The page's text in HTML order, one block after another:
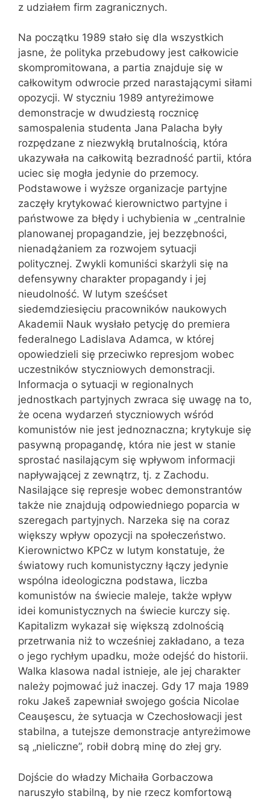
z udziałem firm zagranicznych.
Na początku 1989 stało się dla wszystkich
jasne, że polityka przebudowy jest całkowicie
skompromitowana, a partia znajduje się w
całkowitym odwrocie przed narastającymi siłami
opozycji. W styczniu 1989 antyreżimowe
demonstracje w dwudziestą rocznicę
samospalenia studenta Jana Palacha były
rozpędzane z niezwykłą brutalnością, która
ukazywała na całkowitą bezradność partii, która
uciec się mogła jedynie do przemocy.
Podstawowe i wyższe organizacje partyjne
zaczęły krytykować kierownictwo partyjne i
państwowe za błędy i uchybienia w „centralnie
planowanej propagandzie, jej bezzębności,
nienadążaniem za rozwojem sytuacji
politycznej. Zwykli komuniści skarżyli się na
defensywny charakter propagandy i jej
nieudolność. W lutym sześćset
siedemdziesięciu pracowników naukowych
Akademii Nauk wysłało petycję do premiera
federalnego Ladislava Adamca, w której
opowiedzieli się przeciwko represjom wobec
uczestników styczniowych demonstracji.
Informacja o sytuacji w regionalnych
jednostkach partyjnych zwraca się uwagę na to,
że ocena wydarzeń styczniowych wśród
komunistów nie jest jednoznaczna; krytykuje się
pasywną propagandę, która nie jest w stanie
sprostać nasilającym się wpływom informacji
napływającej z zewnątrz, tj. z Zachodu.
Nasilające się represje wobec demonstrantów
także nie znajdują odpowiedniego poparcia w
szeregach partyjnych. Narzeka się na coraz
większy wpływ opozycji na społeczeństwo.
Kierownictwo KPCz w lutym konstatuje, że
światowy ruch komunistyczny łączy jedynie
wspólna ideologiczna podstawa, liczba
komunistów na świecie maleje, także wpływ
idei komunistycznych na świecie kurczy się.
Kapitalizm wykazał się większą zdolnością
przetrwania niż to wcześniej zakładano, a teza
o jego rychłym upadku, może odejść do historii.
Walka klasowa nadal istnieje, ale jej charakter
należy pojmować już inaczej. Gdy 17 maja 1989
roku Jakeš zapewniał swojego gościa Nicolae
Ceauşescu, że sytuacja w Czechosłowacji jest
stabilna, a tutejsze demonstracje antyreżimowe
są „nieliczne”, robił dobrą minę do złej gry.
Dojście do władzy Michaiła Gorbaczowa
naruszyło stabilną, by nie rzecz komfortową